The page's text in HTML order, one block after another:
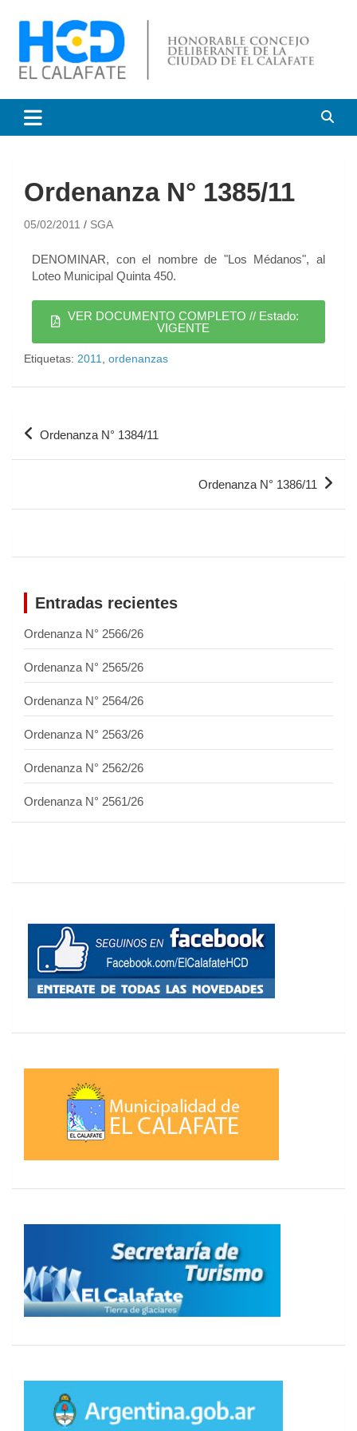
Honorable Concejo
Deliberante de El Calafate
Ordenanza N° 1385/11
05/02/2011 SGA
DENOMINAR, con el nombre de "Los Médanos", al
Loteo Municipal Quinta 450.
VER DOCUMENTO COMPLETO // Estado:
VIGENTE
Etiquetas: 2011 ordenanzas
Ordenanza N° 1384/11
Ordenanza N° 1386/11
Entradas recientes
Ordenanza N° 2566/26
Ordenanza N° 2565/26
Ordenanza N° 2564/26
Ordenanza N° 2563/26
Ordenanza N° 2562/26
Ordenanza N° 2561/26